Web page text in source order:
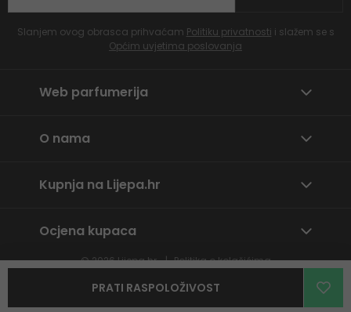
PRATI RASPOLOŽIVOST
Slanjem ovog obrasca prihvaćam Politiku privatnosti i slažem se s
Općim uvjetima poslovanja
Web parfumerija
O nama
Kupnja na Lijepa.hr
Ocjena kupaca
© 2026Lijepa.hr
Politika o kolačićima
Bywpj.cz